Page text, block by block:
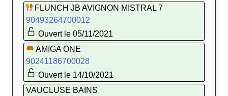
FLUNCH JB AVIGNON MISTRAL 7
90493264700012
Ouvert le 05/11/2021
AMIGA ONE
90241186700028
Ouvert le 14/10/2021
VAUCLUSE BAINS